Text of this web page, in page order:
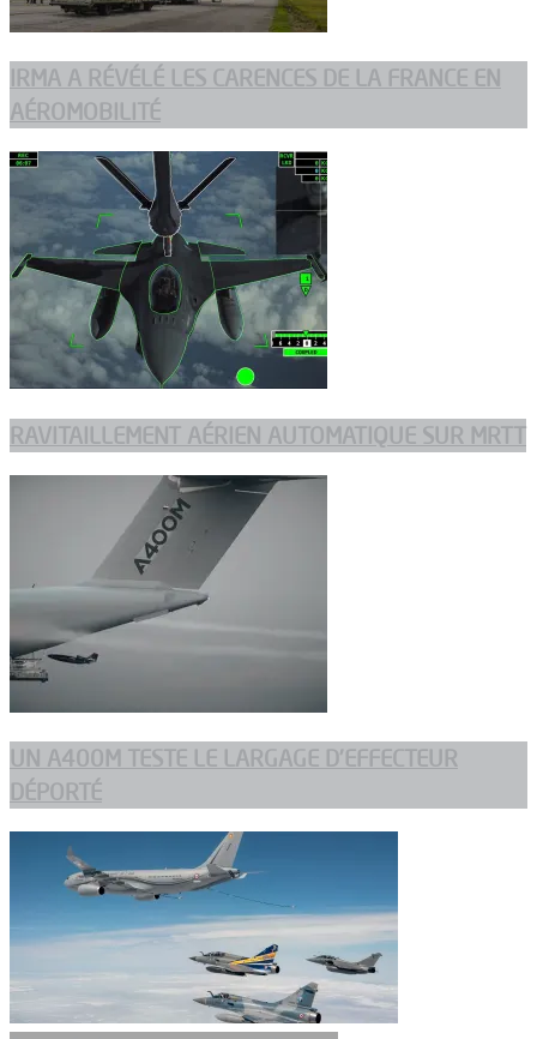
IRMA A RÉVÉLÉ LES CARENCES DE LA FRANCE EN
AÉROMOBILITÉ
RAVITAILLEMENT AÉRIEN AUTOMATIQUE SUR MRTT
UN A400M TESTE LE LARGAGE D’EFFECTEUR
DÉPORTÉ